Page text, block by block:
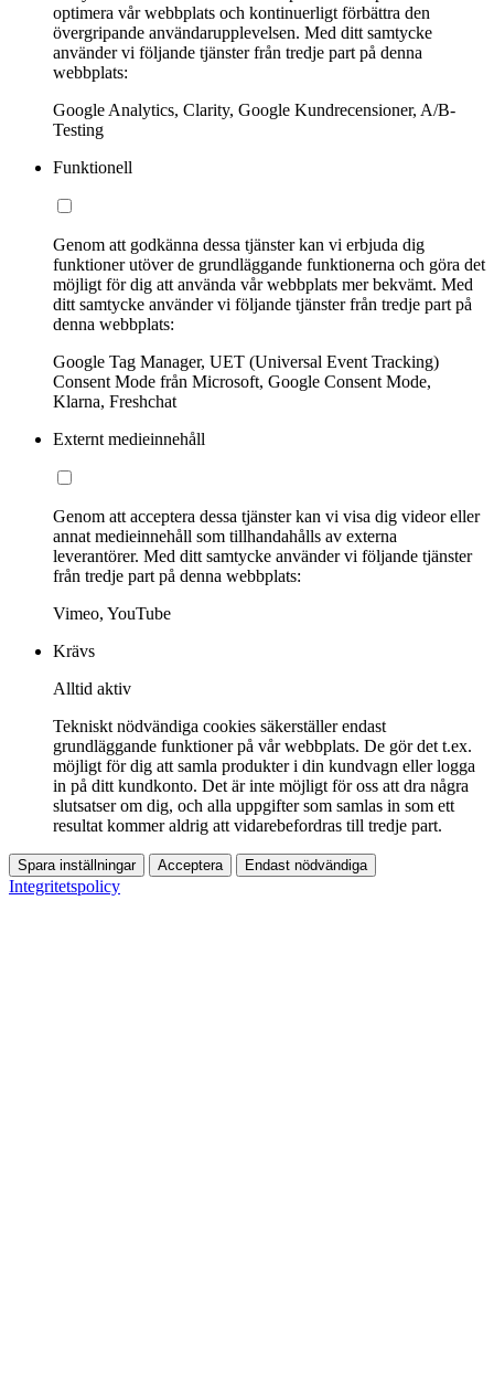
optimera vår webbplats och kontinuerligt förbättra den
övergripande användarupplevelsen. Med ditt samtycke
använder vi följande tjänster från tredje part på denna
webbplats:
Google Analytics, Clarity, Google Kundrecensioner, A/B-
Testing
Funktionell
Genom att godkänna dessa tjänster kan vi erbjuda dig
funktioner utöver de grundläggande funktionerna och göra det
möjligt för dig att använda vår webbplats mer bekvämt. Med
ditt samtycke använder vi följande tjänster från tredje part på
denna webbplats:
Google Tag Manager, UET (Universal Event Tracking)
Consent Mode från Microsoft, Google Consent Mode,
Klarna, Freshchat
Externt medieinnehåll
Genom att acceptera dessa tjänster kan vi visa dig videor eller
annat medieinnehåll som tillhandahålls av externa
leverantörer. Med ditt samtycke använder vi följande tjänster
från tredje part på denna webbplats:
Vimeo, YouTube
Krävs
Alltid aktiv
Tekniskt nödvändiga cookies säkerställer endast
grundläggande funktioner på vår webbplats. De gör det t.ex.
möjligt för dig att samla produkter i din kundvagn eller logga
in på ditt kundkonto. Det är inte möjligt för oss att dra några
slutsatser om dig, och alla uppgifter som samlas in som ett
resultat kommer aldrig att vidarebefordras till tredje part.
Spara inställningar Acceptera Endast nödvändiga
Integritetspolicy